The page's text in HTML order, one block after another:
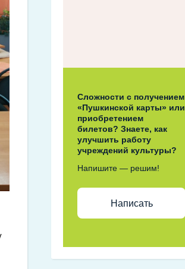
Сложности с получением
«Пушкинской карты» или
приобретением
билетов? Знаете, как
улучшить работу
учреждений культуры?
Напишите — решим!
Написать